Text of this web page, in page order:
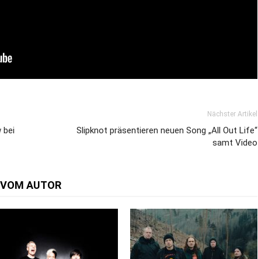
bei
Nächster Artikel
Slipknot präsentieren neuen Song „All Out Life“
samt Video
AUTOR